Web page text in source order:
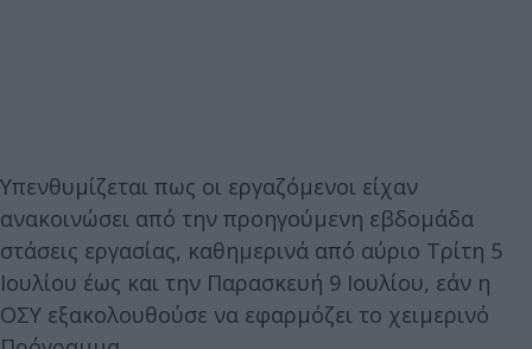
Υπενθυμίζεται πως οι εργαζόμενοι είχαν
ανακοινώσει από την προηγούμενη εβδομάδα
στάσεις εργασίας, καθημερινά από αύριο Τρίτη 5
Ιουλίου έως και την Παρασκευή 9 Ιουλίου, εάν η
ΟΣΥ εξακολουθούσε να εφαρμόζει το χειμερινό